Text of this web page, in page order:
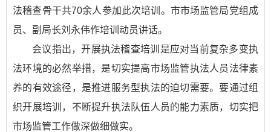
法稽查骨干共70余人参加此次培训。市市场监管局党组成
员、副局长刘永伟作培训动员讲话。
会议指出，开展执法稽查培训是应对当前复杂多变执
法环境的必然举措，是切实提高市场监管执法人员法律素
养的有效途径，是推进服务型执法的迫切需要。要通过组
织开展培训，不断提升执法队伍人员的能力素质，切实把
市场监管工作做深做细做实。